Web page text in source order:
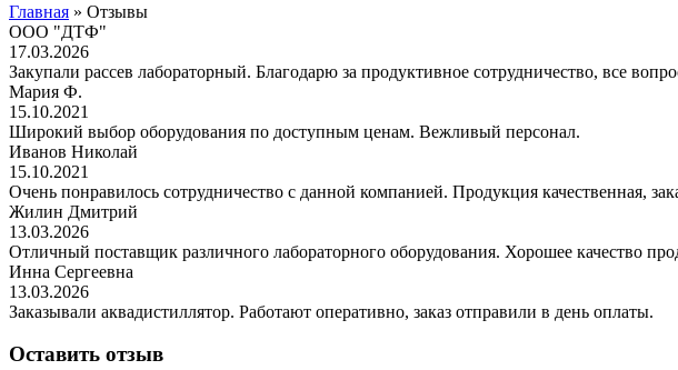
Главная » Отзывы
ООО "ДТФ"
17.03.2026
Закупали рассев лабораторный. Благодарю за продуктивное сотрудничество, все
Мария Ф.
15.10.2021
Широкий выбор оборудования по доступным ценам. Вежливый персонал.
Иванов Николай
15.10.2021
Очень понравилось сотрудничество с данной компанией. Продукция качественная,
Жилин Дмитрий
13.03.2026
Отличный поставщик различного лабораторного оборудования. Хорошее качество
Инна Сергеевна
13.03.2026
Заказывали аквадистиллятор. Работают оперативно, заказ отправили в день оплаты.
Оставить отзыв